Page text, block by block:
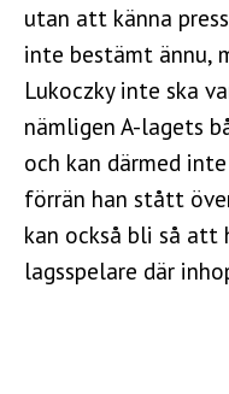
utan att känna
inte bestämt ännu,
Lukoczky inte ska
nämligen A-lagets
och kan därmed
förrän han stått
kan också bli så att
lagsspelare där